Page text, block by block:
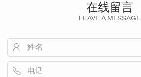
在线留言
LEAVE A MESSAGE